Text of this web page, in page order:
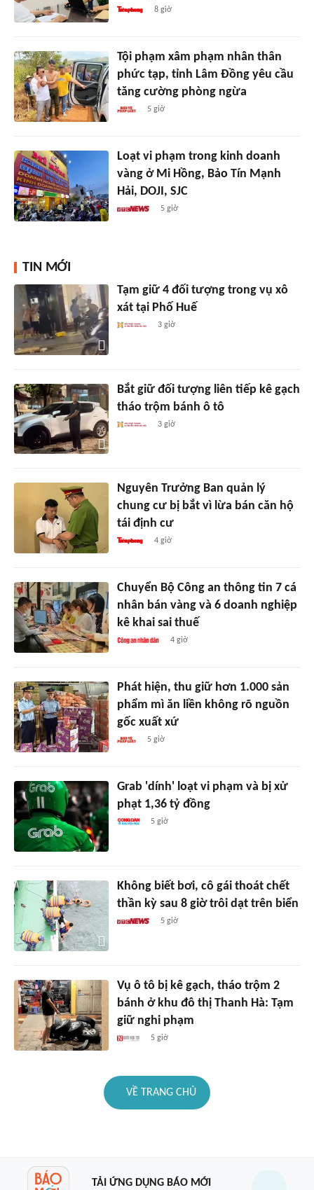
8 giờ
Tội phạm xâm phạm nhân thân
phức tạp, tỉnh Lâm Đồng yêu cầu
tăng cường phòng ngừa
5 giờ
Loạt vi phạm trong kinh doanh
vàng ở Mi Hồng, Bảo Tín Mạnh
Hải, DOJI, SJC
5 giờ
TIN MỚI
Tạm giữ 4 đối tượng trong vụ xô
xát tại Phố Huế
3 giờ
Bắt giữ đối tượng liên tiếp kê gạch
tháo trộm bánh ô tô
3 giờ
Nguyên Trưởng Ban quản lý
chung cư bị bắt vì lừa bán căn hộ
tái định cư
4 giờ
Chuyển Bộ Công an thông tin 7 cá
nhân bán vàng và 6 doanh nghiệp
kê khai sai thuế
4 giờ
Phát hiện, thu giữ hơn 1.000 sản
phẩm mì ăn liền không rõ nguồn
gốc xuất xứ
5 giờ
Grab 'dính' loạt vi phạm và bị xử
phạt 1,36 tỷ đồng
5 giờ
Không biết bơi, cô gái thoát chết
thần kỳ sau 8 giờ trôi dạt trên biển
5 giờ
Vụ ô tô bị kê gạch, tháo trộm 2
bánh ở khu đô thị Thanh Hà: Tạm
giữ nghi phạm
5 giờ
VỀ TRANG CHỦ
TẢI ỨNG DỤNG BÁO MỚI